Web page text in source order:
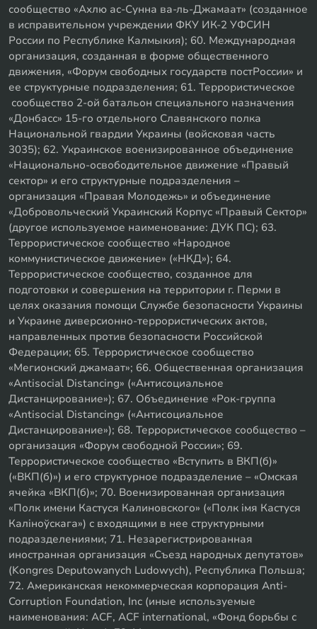
сообщество «Ахлю ас-Сунна ва-ль-Джамаат» (созданное
в исправительном учреждении ФКУ ИК-2 УФСИН
России по Республике Калмыкия); 60. Международная
организация, созданная в форме общественного
движения, «Форум свободных государств постРоссии» и
ее структурные подразделения; 61. Террористическое
сообщество 2-ой батальон специального назначения
«Донбасс» 15-го отдельного Славянского полка
Национальной гвардии Украины (войсковая часть
3035); 62. Украинское военизированное объединение
«Национально-освободительное движение «Правый
сектор» и его структурные подразделения –
организация «Правая Молодежь» и объединение
«Добровольческий Украинский Корпус «Правый Сектор»
(другое используемое наименование: ДУК ПС); 63.
Террористическое сообщество «Народное
коммунистическое движение» («НКД»); 64.
Террористическое сообщество, созданное для
подготовки и совершения на территории г. Перми в
целях оказания помощи Службе безопасности Украины
и Украине диверсионно-террористических актов,
направленных против безопасности Российской
Федерации; 65. Террористическое сообщество
«Мегионский джамаат»; 66. Общественная организация
«Antisocial Distancing» («Антисоциальное
Дистанцирование»); 67. Объединение «Рок-группа
«Antisocial Distancing» («Антисоциальное
Дистанцирование»); 68. Террористическое сообщество –
организация «Форум свободной России»; 69.
Террористическое сообщество «Вступить в ВКП(б)»
(«ВКП(б)») и его структурное подразделение – «Омская
ячейка «ВКП(б)»; 70. Военизированная организация
«Полк имени Кастуся Калиновского» («Полк iмя Кастуся
Калiноўскага») с входящими в нее структурными
подразделениями; 71. Незарегистрированная
иностранная организация «Съезд народных депутатов»
(Kongres Deputowanych Ludowych), Республика Польша;
72. Американская некоммерческая корпорация Anti-
Corruption Foundation, Inc (иные используемые
наименования: ACF, ACF international, «Фонд борьбы с